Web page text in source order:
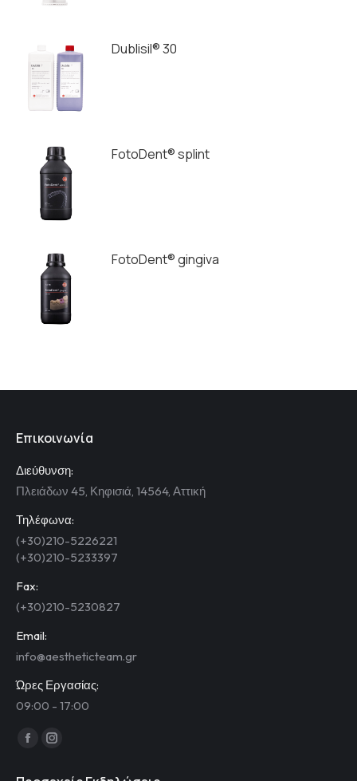
Dublisil® 30
FotoDent® splint
FotoDent® gingiva
Επικοινωνία
Διεύθυνση:
Πλειάδων 45, Κηφισιά, 14564, Αττική
Τηλέφωνα:
(+30)210-5226221
(+30)210-5233397
Fax:
(+30)210-5230827
Email:
info@aestheticteam.gr
Ώρες Εργασίας:
09:00 - 17:00
Find us on:
FacebookInstagram